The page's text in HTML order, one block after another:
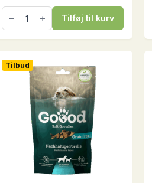
Verm-
Flea
&
hund,
70g
Tilføj til kurv
Tilbud